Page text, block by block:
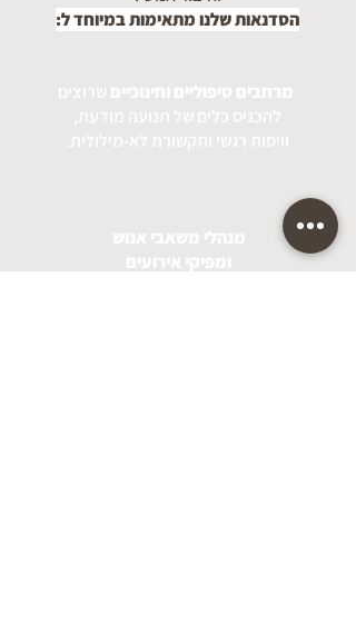
הסדנאות שלנו מתאימות במיוחד ל:
מרחבים טיפוליים וחינוכיים שרוצים
להכניס כלים של תנועה מודעת,
וויסות רגשי ותקשורת לא-מילולית.
מנהלי משאבי אנוש
ומפיקי אירועים